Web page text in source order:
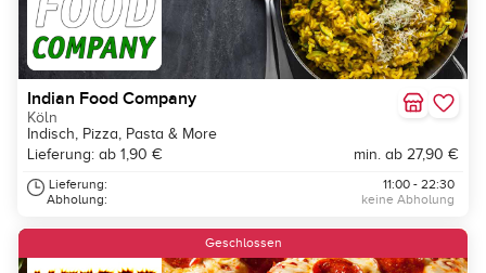
Indian Food Company
Köln
Indisch, Pizza, Pasta & More
Lieferung: ab 1,90 €
min. ab 27,90 €
Lieferung:
Abholung:
11:00 - 22:30
keine Abholung
Geschlossen